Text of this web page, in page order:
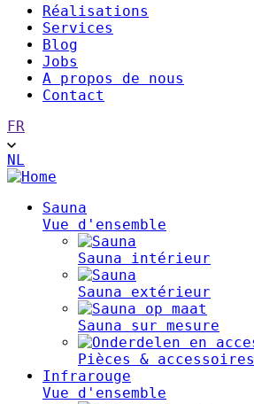
Secondary
Menu
Réalisations
Services
Blog
Jobs
A propos de nous
Contact
FR
NL
Main
navigation
Sauna
Vue d'ensemble
Sauna intérieur
Sauna extérieur
Sauna sur mesure
Pièces & accessoires
Infrarouge
Vue d'ensemble